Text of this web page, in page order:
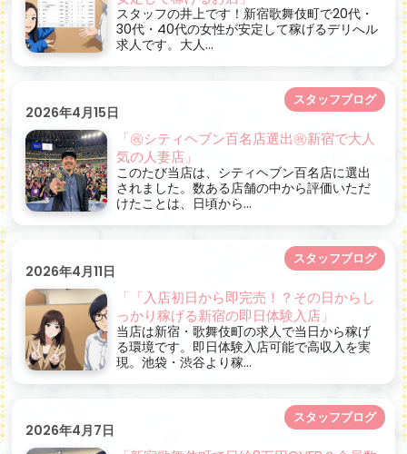
スタッフの井上です！新宿歌舞伎町で20代・
30代・40代の女性が安定して稼げるデリへル
求人です。大人...
2026年4月15日
スタッフブログ
「㊗シティヘブン百名店選出㊗新宿で大人
気の人妻店」
このたび当店は、シティヘブン百名店に選出
されました。数ある店舗の中から評価いただ
けたことは、日頃から...
2026年4月11日
スタッフブログ
「「入店初日から即完売！？その日からし
っかり稼げる新宿の即日体験入店」
当店は新宿・歌舞伎町の求人で当日から稼げ
る環境です。即日体験入店可能で高収入を実
現。池袋・渋谷より稼...
2026年4月7日
スタッフブログ